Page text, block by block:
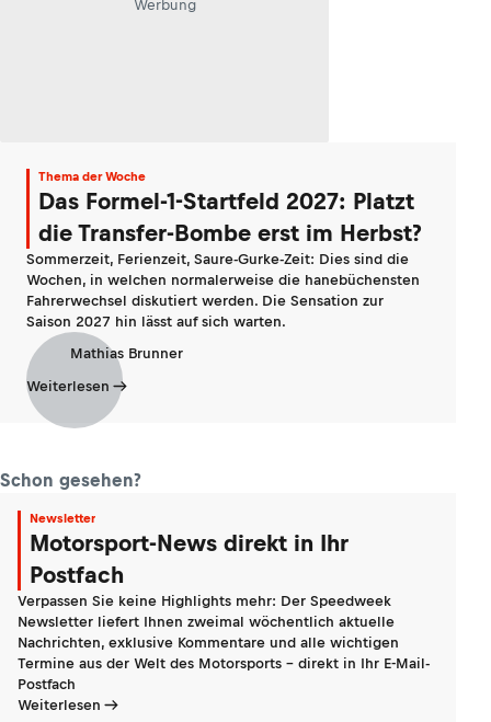
Werbung
Thema der Woche
Das Formel-1-Startfeld 2027: Platzt
die Transfer-Bombe erst im Herbst?
Sommerzeit, Ferienzeit, Saure-Gurke-Zeit: Dies sind die
Wochen, in welchen normalerweise die hanebüchensten
Fahrerwechsel diskutiert werden. Die Sensation zur
Saison 2027 hin lässt auf sich warten.
Mathias Brunner
Weiterlesen
Schon gesehen?
Newsletter
Motorsport-News direkt in Ihr
Postfach
Verpassen Sie keine Highlights mehr: Der Speedweek
Newsletter liefert Ihnen zweimal wöchentlich aktuelle
Nachrichten, exklusive Kommentare und alle wichtigen
Termine aus der Welt des Motorsports - direkt in Ihr E-Mail-
Postfach
Weiterlesen